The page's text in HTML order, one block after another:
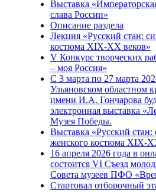
Выставка
слава России»
Описание раздела
Лекция «Русский стан:
костюма XIX-XX веков»
V Конкурс творческих
– моя Россия»
С 3 марта по 27 марта
Ульяновском областном
имени И.А. Гончарова
электронная выставка
Музея Победы.
Выставка «Русский стан:
женского костюма XIX-
16 апреля 2026 года в
состоится VI Съезд
Совета музеев ПФО
Стартовал отборочный